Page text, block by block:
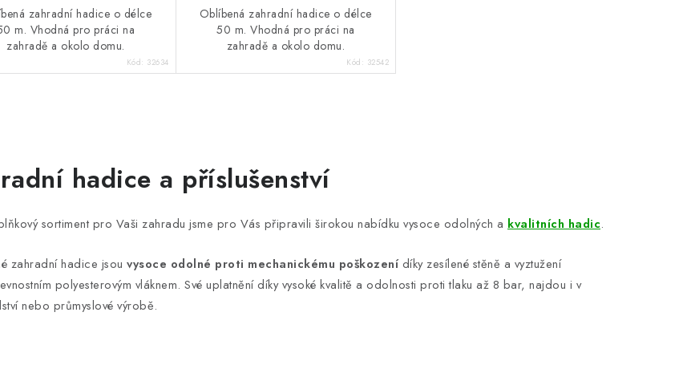
zahradní hadice o délce
m. Vhodná pro práci na
zahradě a okolo domu.
Kód: 32634
Oblíbená zahradní hadice o délce
50 m. Vhodná pro práci na
zahradě a okolo domu.
Kód: 32542
hadice a příslušenství
sortiment pro Vaši zahradu jsme pro Vás připravili širokou nabídku vysoce odolných a kvalitních hadic.
zahradní hadice jsou vysoce odolné proti mechanickému poškozenídíky zesílené stěně a vyztužení
polyesterovým vláknem. Své uplatnění díky vysoké kvalitě a odolnosti proti tlaku až 8 bar, najdou i v
nebo průmyslové výrobě.